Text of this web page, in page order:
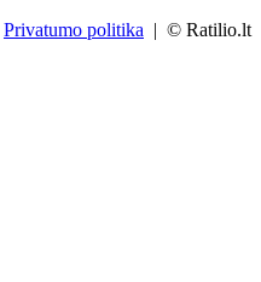
Privatumo politika | © Ratilio.lt